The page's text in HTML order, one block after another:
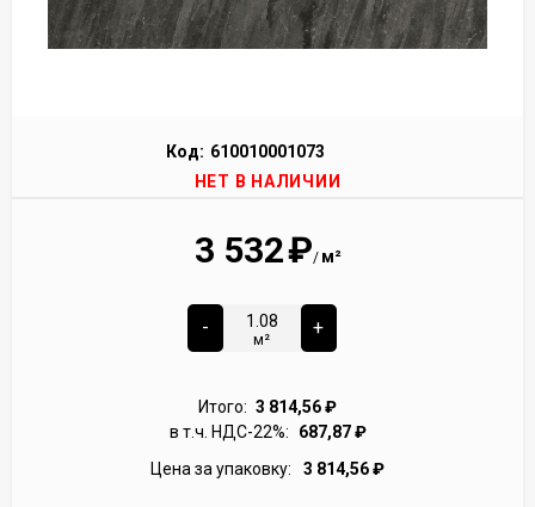
Код: 610010001073
НЕТ В НАЛИЧИИ
3 532₽/ м²
-
м²
+
Итого: 3 814,56₽
в т.ч. НДС-22%:
687,87₽
Цена за упаковку:
3 814,56₽